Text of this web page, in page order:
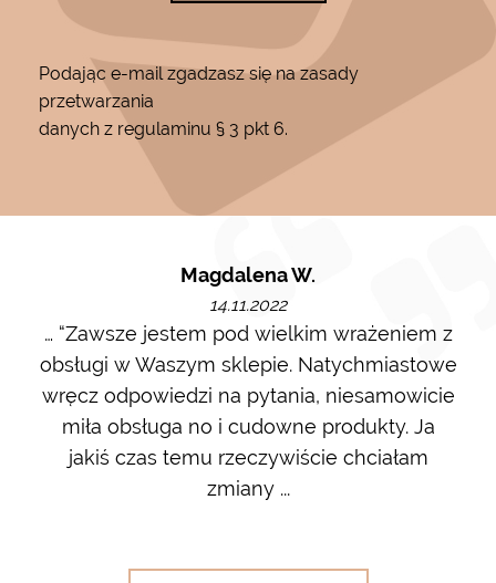
Podając e-mail zgadzasz się na zasady
przetwarzania
danych z regulaminu § 3 pkt 6.
Magdalena W.
14.11.2022
… “Zawsze jestem pod wielkim wrażeniem z
obsługi w Waszym sklepie. Natychmiastowe
wręcz odpowiedzi na pytania, niesamowicie
miła obsługa no i cudowne produkty. Ja
jakiś czas temu rzeczywiście chciałam
zmiany ...